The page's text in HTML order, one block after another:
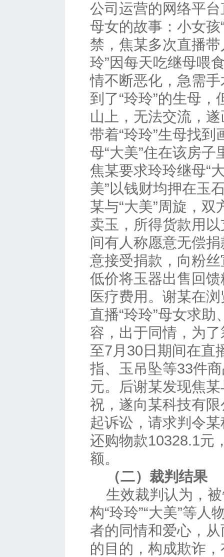
公司运营的网络平
母女的故事：小女孩
禁，焦某多次直播带
玲”因每天吃继母喂
情不断恶化，急需
到了“玲玲”的生母，
山上，无法交流，
带着“玲玲”生母找到
母“大美”住在该房
焦某要求玲玲继母“
美”以钱财均押在玉
某与“大美”周旋，双
卖玉，所得货款用
间有人称愿意无偿
意接受捐款，向粉丝
低价将玉器出售回馈
医疗费用。谢某在
直播“玲玲”母女求
容，出于同情，为
至7月30日期间在直
指、玉吊坠等33件
元。后谢某发现焦
祝，遂向某科技有
起诉讼，请求判令
还购物款10328.1元
额。
（二）裁判结果
生效裁判认为，
构“玲玲”“大美”等
者的同情和爱心，
的目的，构成欺诈